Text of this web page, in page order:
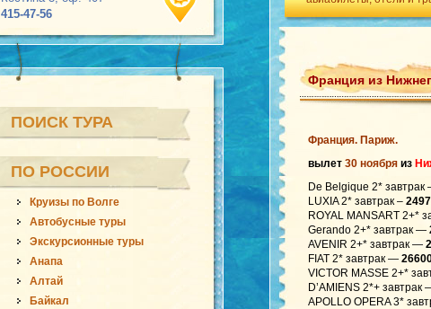
415-47-56
ПОИСК ТУРА
ПО РОССИИ
Круизы по Волге
Автобусные туры
Экскурсионные туры
Анапа
Алтай
Байкал
Франция из
Франция. Париж.
вылет 30 ноября из
De Belgique 2* завтрак
LUXIA 2* завтрак –
ROYAL MANSART 2+*
Gerando 2+* завтрак —
AVENIR 2+* завтрак —
FIAT 2* завтрак —
VICTOR MASSE 2+*
D’AMIENS 2*+ завтрак
APOLLO OPERA 3*